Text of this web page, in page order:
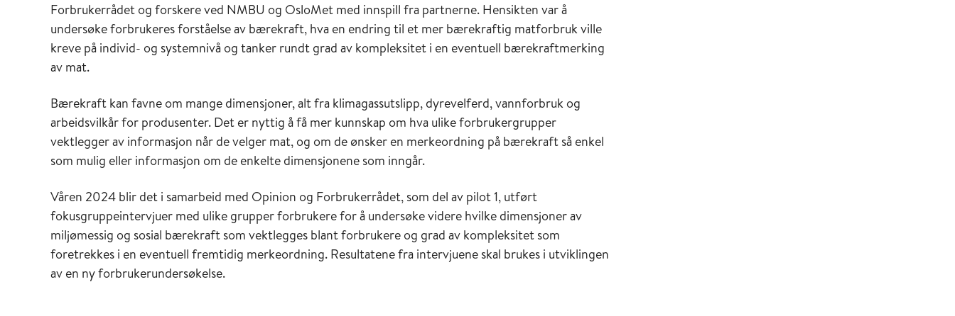
Forbrukerrådet og forskere ved NMBU og OsloMet med innspill fra partnerne. Hensikten var å
undersøke forbrukeres forståelse av bærekraft, hva en endring til et mer bærekraftig matforbruk ville
kreve på individ- og systemnivå og tanker rundt grad av kompleksitet i en eventuell bærekraftmerking
av mat.
Bærekraft kan favne om mange dimensjoner, alt fra klimagassutslipp, dyrevelferd, vannforbruk og
arbeidsvilkår for produsenter. Det er nyttig å få mer kunnskap om hva ulike forbrukergrupper
vektlegger av informasjon når de velger mat, og om de ønsker en merkeordning på bærekraft så enkel
som mulig eller informasjon om de enkelte dimensjonene som inngår.
Våren 2024 blir det i samarbeid med Opinion og Forbrukerrådet, som del av pilot 1, utført
fokusgruppeintervjuer med ulike grupper forbrukere for å undersøke videre hvilke dimensjoner av
miljømessig og sosial bærekraft som vektlegges blant forbrukere og grad av kompleksitet som
foretrekkes i en eventuell fremtidig merkeordning. Resultatene fra intervjuene skal brukes i utviklingen
av en ny forbrukerundersøkelse.